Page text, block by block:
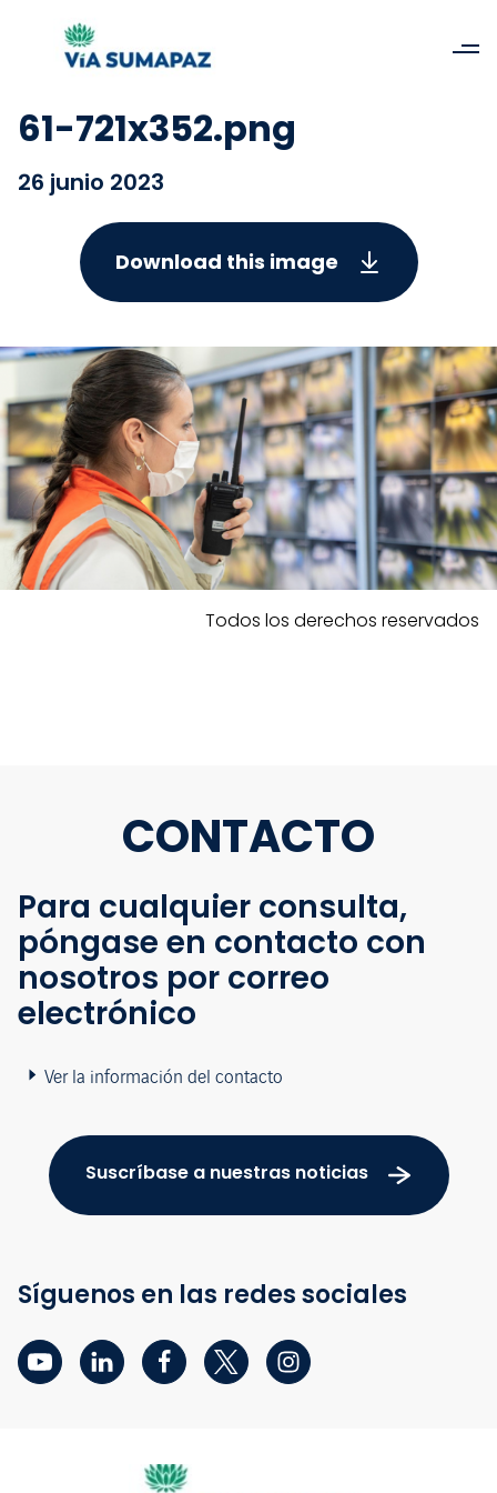
61-721x352.png
26 junio 2023
Download this image
Todos los derechos reservados
CONTACTO
Para cualquier consulta,
póngase en contacto con
nosotros por correo
electrónico
Ver la información del contacto
Suscríbase a nuestras noticias
Síguenos en las redes sociales